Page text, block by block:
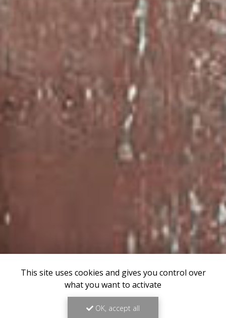
This site uses cookies and gives you control over
what you want to activate
OK, accept all